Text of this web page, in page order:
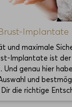
Implantate
und maximale
Implantate ist der
genau hier
und
die richtige